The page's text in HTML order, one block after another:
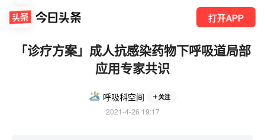
打开APP
「诊疗方案」成人抗感染药物下呼吸道局部
应用专家共识
呼吸科空间 关注
2021-4-26 19:17